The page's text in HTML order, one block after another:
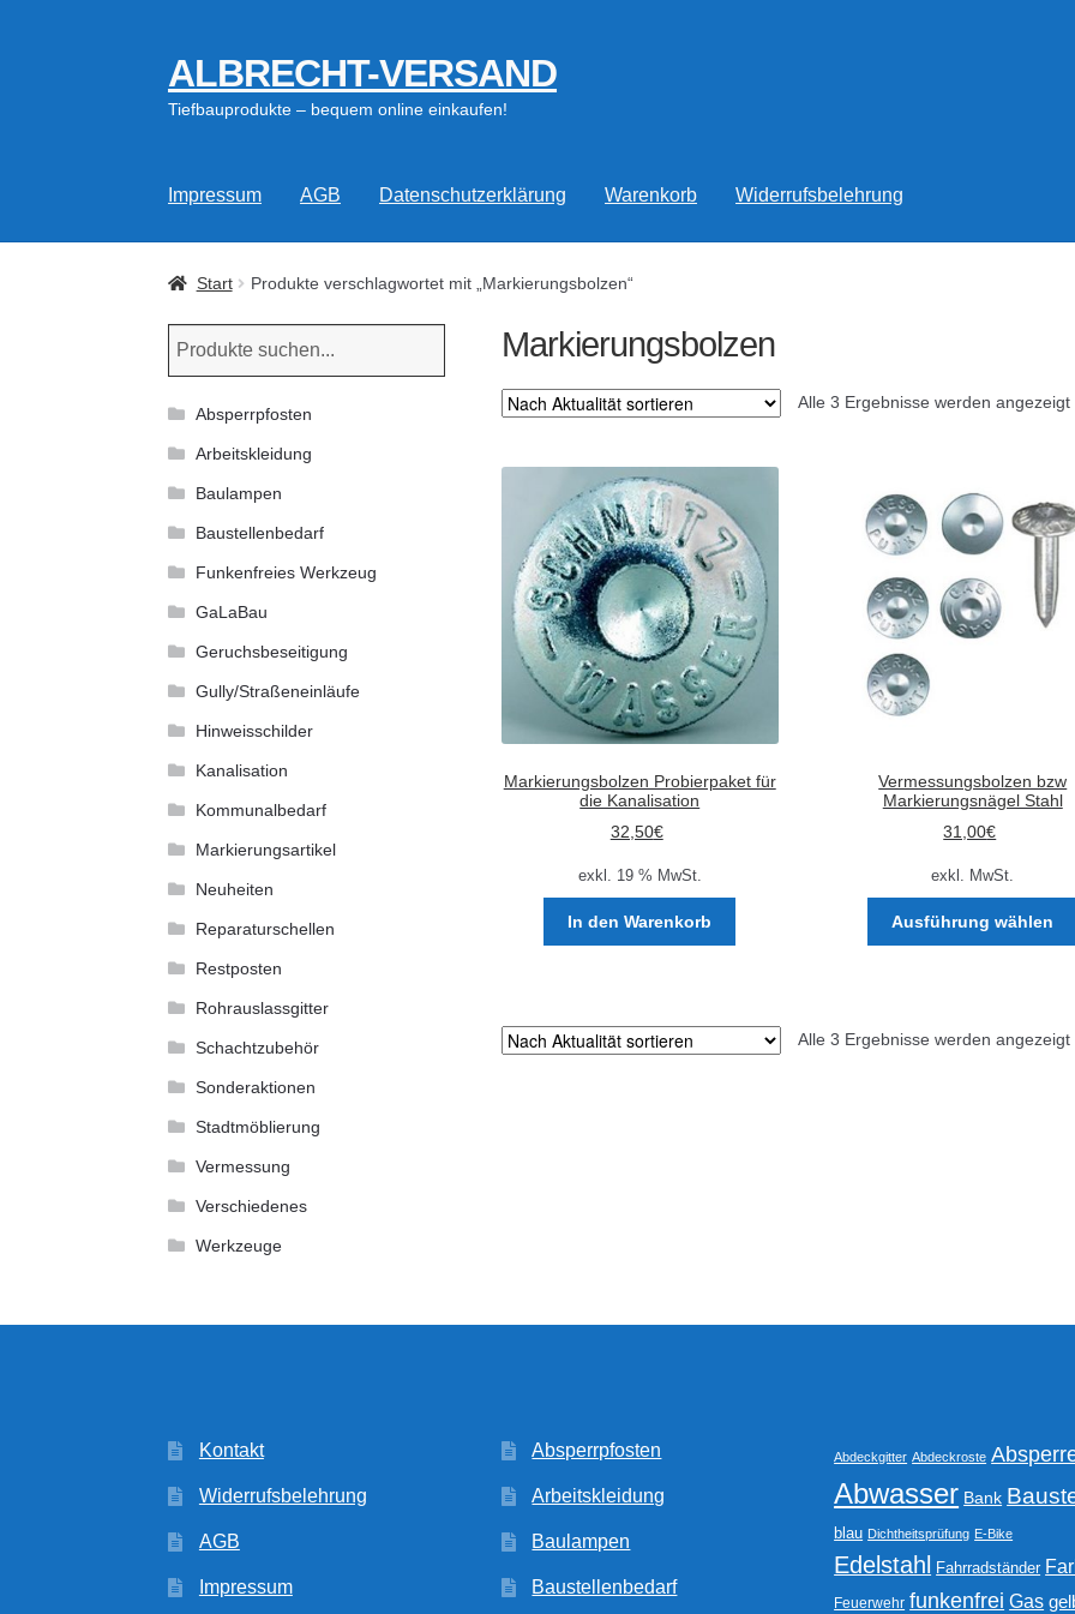
Zur
Navigation
springen
Zum
Inhalt
springen
ALBRECHT-VERSAND
Tiefbauprodukte – bequem online einkaufen!
Impressum AGB Datenschutzerklärung Warenkorb Widerrufsbelehrung
Start Produkte verschlagwortet mit „Markierungsbolzen“
Markierungsbolzen
Alle 3 Ergebnisse werden angezeigt
Markierungsbolzen Probierpaket für
die Kanalisation
32,50€
exkl. 19 % MwSt.
In den Warenkorb
Vermessungsbolzen bzw
Markierungsnägel Stahl
31,00€
exkl. MwSt.
Ausführung wählen
Alle 3 Ergebnisse werden angezeigt
Absperrpfosten
Arbeitskleidung
Baulampen
Baustellenbedarf
Funkenfreies Werkzeug
GaLaBau
Geruchsbeseitigung
Gully/Straßeneinläufe
Hinweisschilder
Kanalisation
Kommunalbedarf
Markierungsartikel
Neuheiten
Reparaturschellen
Restposten
Rohrauslassgitter
Schachtzubehör
Sonderaktionen
Stadtmöblierung
Vermessung
Verschiedenes
Werkzeuge
Kontakt
Widerrufsbelehrung
AGB
Impressum
Absperrpfosten
Arbeitskleidung
Baulampen
Baustellenbedarf
Abdeckgitter Abdeckroste
Abwasser Bank
blau Dichtheitsprüfung E-Bike
Edelstahl Fahrradständer
Feuerwehr funkenfrei Gas